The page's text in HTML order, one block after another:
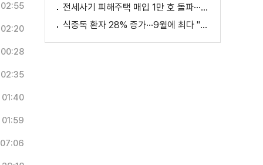
02:55
02:20
00:28
02:35
01:40
01:59
07:06
전세사기 피해주택 매입 1만 호 돌파···피해 지원 속도
식중독 환자 28% 증가···9월에 최다 "입추 방심 금물"